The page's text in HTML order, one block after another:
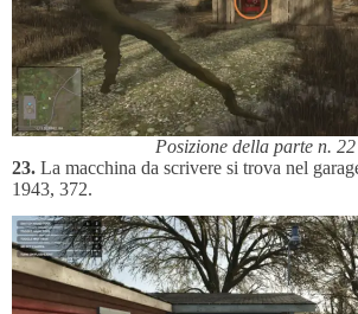
Posizione della parte n. 22
23. La macchina da scrivere si trova nel
1943, 372.